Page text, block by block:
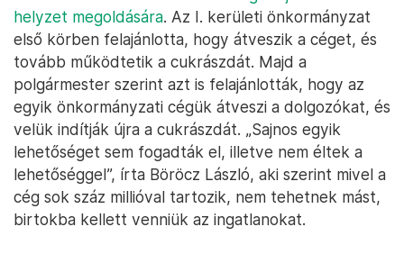
helyzet megoldására. Az I. kerületi önkormányzat
első körben felajánlotta, hogy átveszik a céget, és
tovább működtetik a cukrászdát. Majd a
polgármester szerint azt is felajánlották, hogy az
egyik önkormányzati cégük átveszi a dolgozókat, és
velük indítják újra a cukrászdát. „Sajnos egyik
lehetőséget sem fogadták el, illetve nem éltek a
lehetőséggel”, írta Böröcz László, aki szerint mivel a
cég sok száz millióval tartozik, nem tehetnek mást,
birtokba kellett venniük az ingatlanokat.